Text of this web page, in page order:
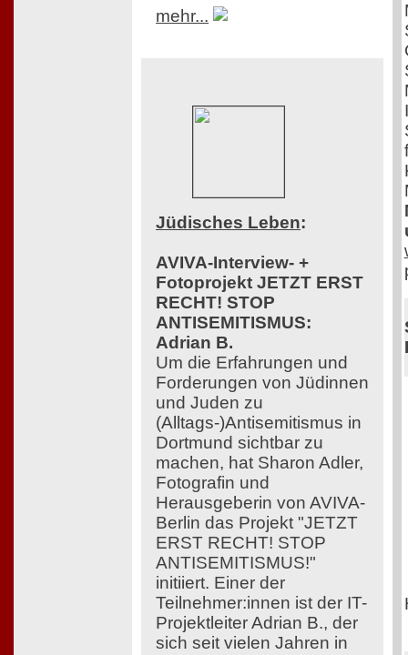
mehr...
Jüdisches Leben:
AVIVA-Interview- +
Fotoprojekt JETZT ERST
RECHT! STOP
ANTISEMITISMUS:
Adrian B.
Um die Erfahrungen und
Forderungen von Jüdinnen
und Juden zu
(Alltags-)Antisemitismus in
Dortmund sichtbar zu
machen, hat Sharon Adler,
Fotografin und
Herausgeberin von AVIVA-
Berlin das Projekt "JETZT
ERST RECHT! STOP
ANTISEMITISMUS!"
initiiert. Einer der
Teilnehmer:innen ist der IT-
Projektleiter Adrian B., der
sich seit vielen Jahren in